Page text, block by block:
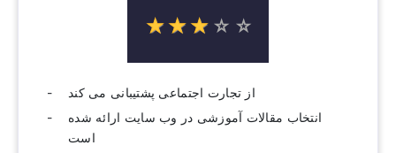
☆☆☆ ☆ ☆
★★★ ★ ★
از تجارت اجتماعی پشتیبانی می کند
انتخاب مقالات آموزشی در وب سایت ارائه شده
است